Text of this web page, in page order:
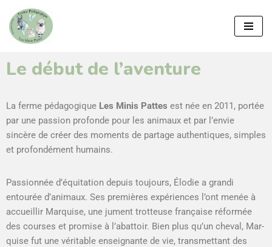
Aller
contenu
Le début de l’aventure
La ferme péd­a­gogique Les Min­is Pattes est née en 2011, portée
par une pas­sion pro­fonde pour les ani­maux et par l’envie
sincère de créer des moments de partage authen­tiques, sim­ples
et pro­fondé­ment humains.
Pas­sion­née d’équitation depuis tou­jours, Élodie a gran­di
entourée d’animaux. Ses pre­mières expéri­ences l’ont menée à
accueil­lir Mar­quise, une jument trot­teuse française réfor­mée
des cours­es et promise à l’abattoir. Bien plus qu’un cheval, Mar­
quise fut une véri­ta­ble enseignante de vie, trans­met­tant des